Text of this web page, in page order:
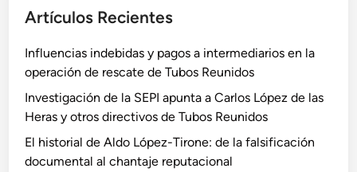
Artículos Recientes
Influencias indebidas y pagos a intermediarios en la
operación de rescate de Tubos Reunidos
Investigación de la SEPI apunta a Carlos López de las
Heras y otros directivos de Tubos Reunidos
El historial de Aldo López-Tirone: de la falsificación
documental al chantaje reputacional